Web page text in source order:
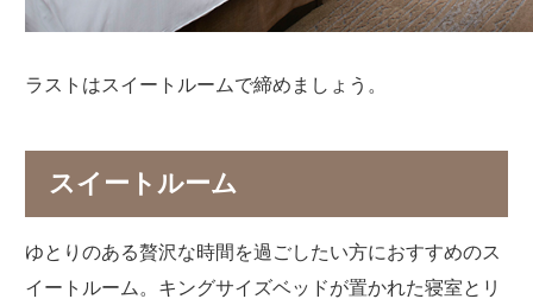
ラストはスイートルームで締めましょう。
スイートルーム
ゆとりのある贅沢な時間を過ごしたい方におすすめのス
イートルーム。キングサイズベッドが置かれた寝室とリ